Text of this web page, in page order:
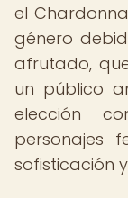
el
género
afrutado,
un público
elección
personajes
sofisticación